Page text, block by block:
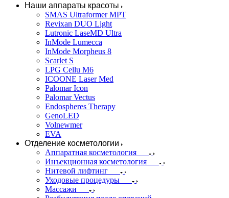
Наши аппараты красоты
SMAS Ultraformer MPT
Revixan DUO Light
Lutronic LaseMD Ultra
InMode Lumecca
InMode Morpheus 8
Scarlet S
LPG Cellu M6
ICOONE Laser Med
Palomar Icon
Palomar Vectus
Endospheres Therapy
GenoLED
Volnewmer
EVA
Отделение косметологии
Аппаратная косметология
Инъекционная косметология
Нитевой лифтинг
Уходовые процедуры
Массажи